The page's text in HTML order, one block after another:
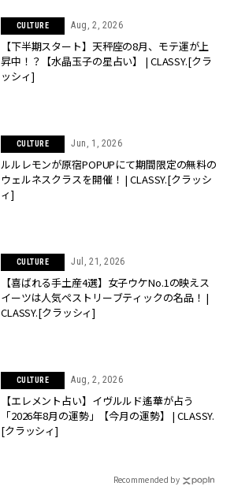
CULTURE Aug, 2, 2026
【下半期スタート】天秤座の8月、モテ運が上
昇中！？【水晶玉子の星占い】 | CLASSY.[クラ
ッシィ]
CULTURE Jun, 1, 2026
ルルレモンが原宿POPUPにて期間限定の無料の
ウェルネスクラスを開催！ | CLASSY.[クラッシ
ィ]
CULTURE Jul, 21, 2026
【喜ばれる手土産4選】女子ウケNo.1の映えス
イーツは人気ペストリーブティックの名品！ |
CLASSY.[クラッシィ]
CULTURE Aug, 2, 2026
【エレメント占い】イヴルルド遙華が占う
「2026年8月の運勢」【今月の運勢】 | CLASSY.
[クラッシィ]
Recommended by